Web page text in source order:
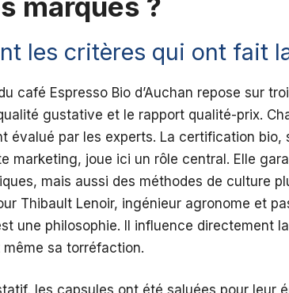
les critères qui ont fait
café Espresso Bio d’Auchan repose sur
gustative et le rapport qualité-prix.
évalué par les experts. La certification bio,
marketing, joue ici un rôle central. Elle
mais aussi des méthodes de culture
Thibault Lenoir, ingénieur agronome et
une philosophie. Il influence directement
sa torréfaction.